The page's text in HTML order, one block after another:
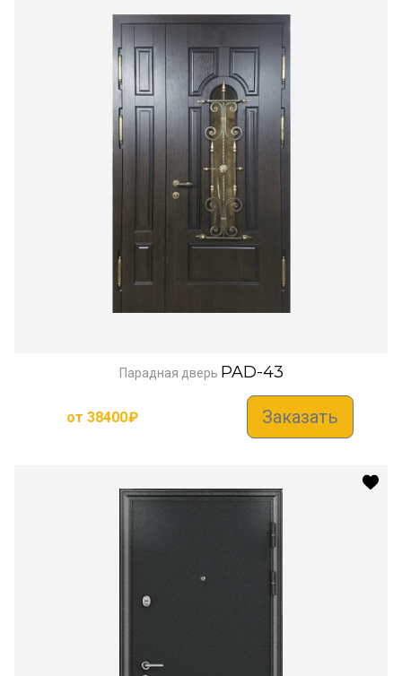
Парадная дверь PAD-43
от 38400₽ Заказать